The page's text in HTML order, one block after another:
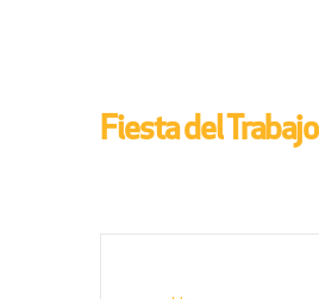
Fiesta del Trabajo